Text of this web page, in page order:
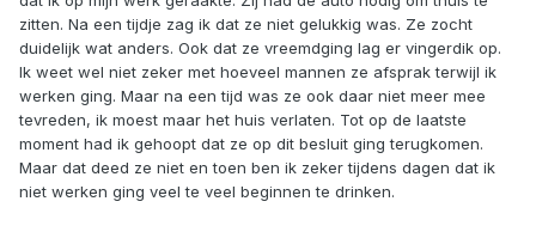
zitten. Na een tijdje zag ik dat ze niet gelukkig was. Ze zocht
duidelijk wat anders. Ook dat ze vreemdging lag er vingerdik op.
Ik weet wel niet zeker met hoeveel mannen ze afsprak terwijl ik
werken ging. Maar na een tijd was ze ook daar niet meer mee
tevreden, ik moest maar het huis verlaten. Tot op de laatste
moment had ik gehoopt dat ze op dit besluit ging terugkomen.
Maar dat deed ze niet en toen ben ik zeker tijdens dagen dat ik
niet werken ging veel te veel beginnen te drinken.